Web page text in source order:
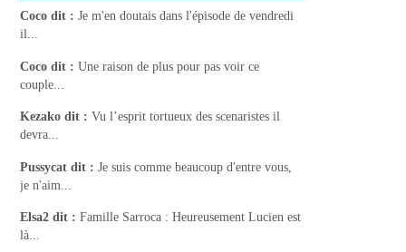
Coco dit : Je m'en doutais dans l'épisode de vendredi
il...
Coco dit : Une raison de plus pour pas voir ce
couple...
Kezako dit : Vu l’esprit tortueux des scenaristes il
devra...
Pussycat dit : Je suis comme beaucoup d'entre vous,
je n'aim...
Elsa2 dit : Famille Sarroca : Heureusement Lucien est
là...